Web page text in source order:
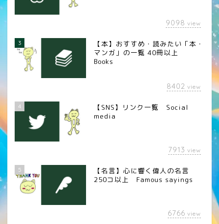
9098 view
3
【本】おすすめ・読みたい「本・
マンガ」の一覧 40冊以上
Books
8402 view
4
【SNS】リンク一覧 Social
media
7913 view
5
【名言】心に響く偉人の名言
250コ以上 Famous sayings
6766 view